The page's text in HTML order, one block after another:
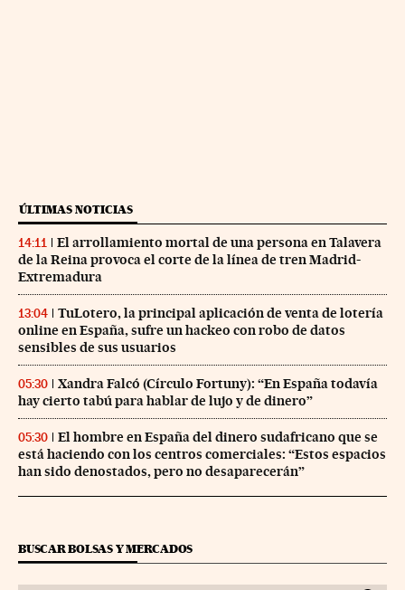
ÚLTIMAS NOTICIAS
14:11
El arrollamiento mortal de una persona en Talavera
de la Reina provoca el corte de la línea de tren Madrid-
Extremadura
13:04
TuLotero, la principal aplicación de venta de lotería
online en España, sufre un hackeo con robo de datos
sensibles de sus usuarios
05:30
Xandra Falcó (Círculo Fortuny): “En España todavía
hay cierto tabú para hablar de lujo y de dinero”
05:30
El hombre en España del dinero sudafricano que se
está haciendo con los centros comerciales: “Estos espacios
han sido denostados, pero no desaparecerán”
BUSCAR BOLSAS Y MERCADOS